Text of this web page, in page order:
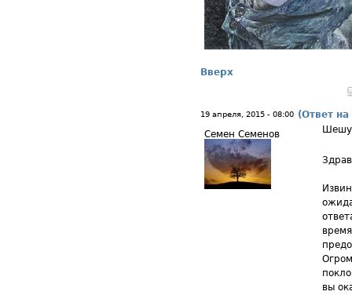
Вверх
19 апреля, 2015 - 08:00 (Ответ
Семен Семенов
вы